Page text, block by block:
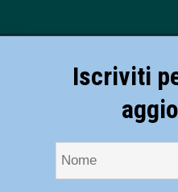
Iscriviti